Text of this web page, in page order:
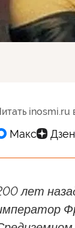
inosmi.ru
лет